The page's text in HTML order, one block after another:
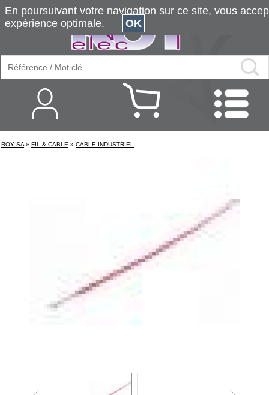
ROY SA » FIL & CABLE » CABLE INDUSTRIEL
En poursuivant votre navigation sur ce site, vous
expérience optimale.
OK